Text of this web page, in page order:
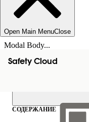
Open Main MenuClose
Modal Body...
Safety Cloud
СОДЕРЖАНИЕ